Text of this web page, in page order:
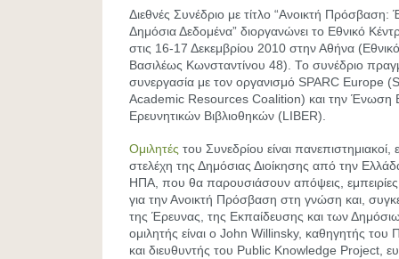
Διεθνές Συνέδριο με τίτλο “Ανοικτή
Δημόσια Δεδομένα” διοργανώνει το Εθνικό
στις 16-17 Δεκεμβρίου 2010 στην Αθήνα
Βασιλέως Κωνσταντίνου 48). Το συνέδριο
συνεργασία με τον οργανισμό SPARC Εurope
Academic Resources Coalition) και την Ένωση
Ερευνητικών Βιβλιοθηκών (LIBER).
Oμιλητές του Συνεδρίου είναι πανεπιστημιακοί,
στελέχη της Δημόσιας Διοίκησης από την
ΗΠΑ, που θα παρουσιάσουν απόψεις,
για την Ανοικτή Πρόσβαση στη γνώση και,
της Έρευνας, της Εκπαίδευσης και των
ομιλητής είναι ο John Willinsky, καθηγητής του
και διευθυντής του Public Knowledge Project,